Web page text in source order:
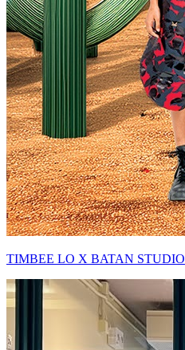
TIMBEE LO X BATAN STUDIO